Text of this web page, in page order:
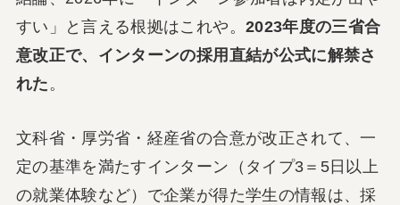
すい」と言える根拠はこれや。 2023年度の三省合
意改正で、インターンの採用直結が公式に解禁さ
れた。
文科省・厚労省・経産省の合意が改正されて、一
定の基準を満たすインターン（タイプ3＝5日以上
の就業体験など）で企業が得た学生の情報は、採